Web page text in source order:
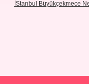
İStanbul Büyükçekmece